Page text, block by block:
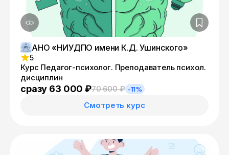
АНО «НИУДПО имени К.Д. Ушинского»
5
Курс Педагог-психолог. Преподаватель психол.
дисциплин
сразу 63 000 ₽70 600 ₽ -11%
Смотреть курс